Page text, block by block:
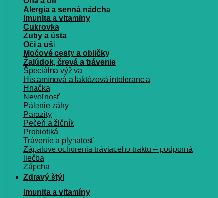
Alergia a senná nádcha
Imunita a vitamíny
Cukrovka
Zuby a ústa
Oči a uši
Močové cesty a obličky
Žalúdok, črevá a trávenie
Špeciálna výživa
Histamínová a laktózová intolerancia
Hnačka
Nevoľnosť
Pálenie záhy
Parazity
Pečeň a žlčník
Probiotiká
Trávenie a plynatosť
Zápalové ochorenia tráviaceho traktu – podporná
liečba
Zápcha
Zdravý štýl
Imunita a vitamíny